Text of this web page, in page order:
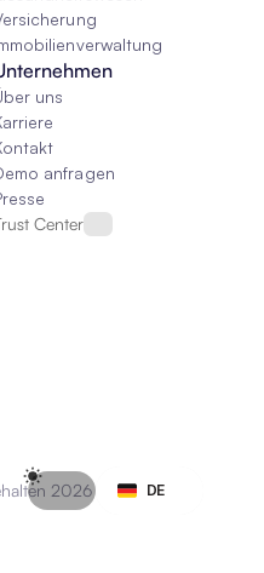
101
uns
anfragen
Center
2026
DE